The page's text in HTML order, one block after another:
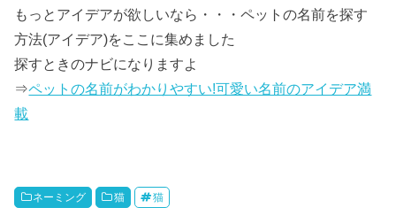
もっとアイデアが欲しいなら・・・ペットの名前を探す
方法(アイデア)をここに集めました
探すときのナビになりますよ
⇒ペットの名前がわかりやすい!可愛い名前のアイデア満
載
ネーミング 猫 猫